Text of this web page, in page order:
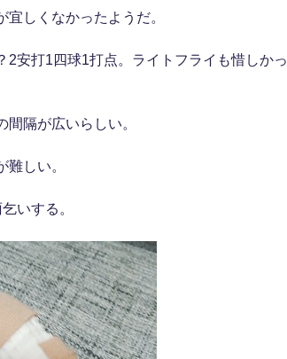
しくなかったようだ。
2安打1四球1打点。ライトフライも惜しかっ
隔が広いらしい。
しい。
いする。